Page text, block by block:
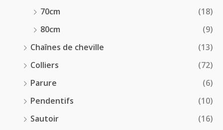
70cm
(18)
80cm
(9)
Chaînes de cheville
(13)
Colliers
(72)
Parure
(6)
Pendentifs
(10)
Sautoir
(16)